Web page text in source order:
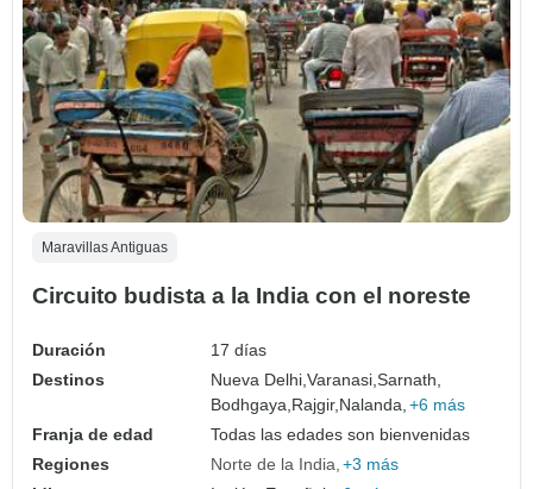
Maravillas Antiguas
Circuito budista a la India con el noreste
Duración
17 días
Destinos
Nueva Delhi,Varanasi,Sarnath,
Bodhgaya, Rajgir, Nalanda, +6 más
Franja de edad
Todas las edades son bienvenidas
Regiones
Norte de la India +3 más